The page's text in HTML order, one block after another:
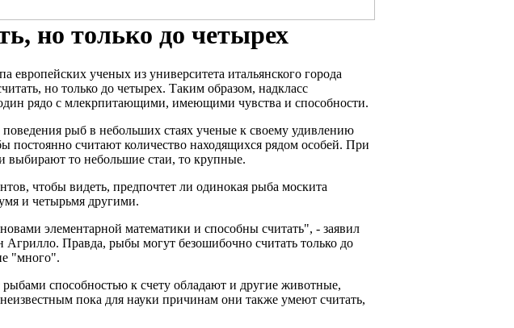
но только до четырех
европейских ученых из университета итальянского города
но только до четырех. Таким образом, надкласс
рядо с млекрпитающими, имеющими чувства и способности.
рыб в небольших стаях ученые к своему удивлению
постоянно считают количество находящихся рядом особей. При
выбирают то небольшие стаи, то крупные.
чтобы видеть, предпочтет ли одинокая рыба москита
и четырьмя другими.
элементарной математики и способны считать", - заявил
Агрилло. Правда, рыбы могут безошибочно считать только до
"много".
способностью к счету обладают и другие животные,
пока для науки причинам они также умеют считать,